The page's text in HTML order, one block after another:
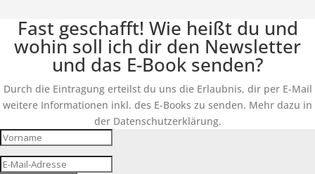
Fast geschafft! Wie heißt du und
wohin soll ich dir den Newsletter
und das E-Book senden?
Durch die Eintragung erteilst du uns die Erlaubnis, dir per E-Mail
weitere Informationen inkl. des E-Books zu senden. Mehr dazu in
der Datenschutzerklärung.